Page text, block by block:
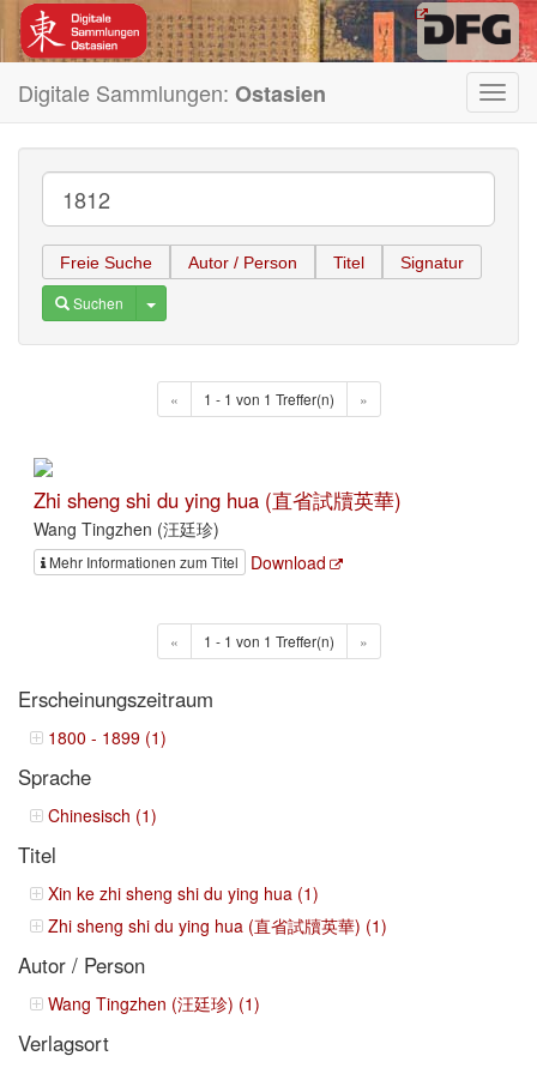
Digitale Sammlungen: Ostasien
Freie Suche Autor / Person Titel Signatur
Suchen Toggle Dropdown
« 1 - 1 von 1 Treffer(n) »
Zhi sheng shi du ying hua (直省試牘英華)
Wang Tingzhen (汪廷珍)
Mehr Informationen zum Titel Download
« 1 - 1 von 1 Treffer(n) »
Erscheinungszeitraum
1800 - 1899 (1)
Sprache
Chinesisch (1)
Titel
Xin ke zhi sheng shi du ying hua (1)
Zhi sheng shi du ying hua (直省試牘英華) (1)
Autor / Person
Wang Tingzhen (汪廷珍) (1)
Verlagsort